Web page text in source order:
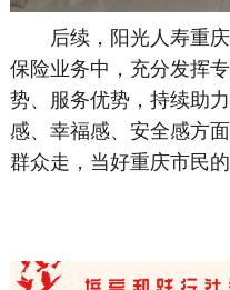
后续，阳光人寿重庆
保险业务中，充分发挥
势、服务优势，持续助
感、幸福感、安全感方
群众走，当好重庆市民的